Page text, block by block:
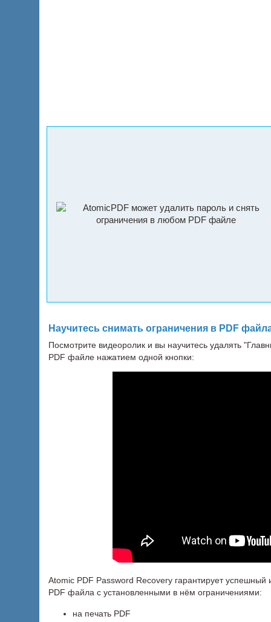
Научитесь снимать ограничения в PDF
Посмотрите видеоролик и вы научитесь удалять
PDF файле нажатием одной кнопки:
Atomic PDF Password Recovery гарантирует успешный
PDF файла с установленными в нём ограничениями:
на печать PDF